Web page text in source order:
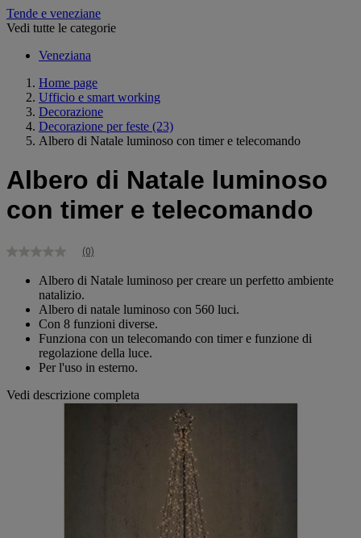
Tende e veneziane
Vedi tutte le categorie
Veneziana
Home page
Ufficio e smart working
Decorazione
Decorazione per feste (23)
Albero di Natale luminoso con timer e telecomando
Albero di Natale luminoso
con timer e telecomando
Nessuna
Stesso
pagina.
(0)
Albero di Natale luminoso per creare un perfetto ambiente
natalizio.
Albero di natale luminoso con 560 luci.
Con 8 funzioni diverse.
Funziona con un telecomando con timer e funzione di
regolazione della luce.
Per l'uso in esterno.
Vedi descrizione completa